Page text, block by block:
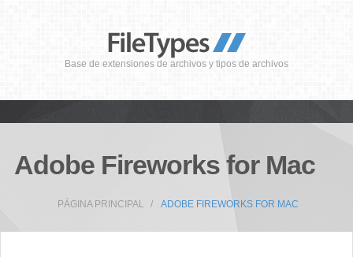
Base de extensiones de archivos y tipos de archivos
Adobe Fireworks for Mac
PÁGINA PRINCIPAL ADOBE FIREWORKS FOR MAC